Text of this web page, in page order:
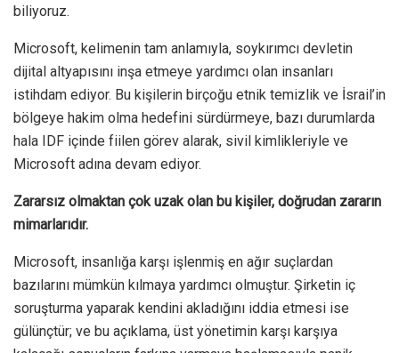
biliyoruz.
Microsoft, kelimenin tam anlamıyla, soykırımcı devletin
dijital altyapısını inşa etmeye yardımcı olan insanları
istihdam ediyor. Bu kişilerin birçoğu etnik temizlik ve İsrail’in
bölgeye hakim olma hedefini sürdürmeye, bazı durumlarda
hala IDF içinde fiilen görev alarak, sivil kimlikleriyle ve
Microsoft adına devam ediyor.
Zararsız olmaktan çok uzak olan bu kişiler, doğrudan zararın
mimarlarıdır.
Microsoft, insanlığa karşı işlenmiş en ağır suçlardan
bazılarını mümkün kılmaya yardımcı olmuştur. Şirketin iç
soruşturma yaparak kendini akladığını iddia etmesi ise
gülünçtür; ve bu açıklama, üst yönetimin karşı karşıya